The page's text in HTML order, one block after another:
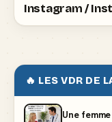
Instagram /
🔥 LES VDR DE
Une